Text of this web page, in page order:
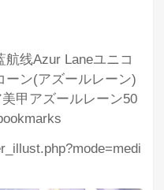
线Azur Laneユニコ
ーン(アズールレーン)
甲アズールレーン50